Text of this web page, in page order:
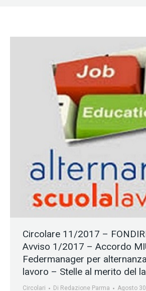
Circolare 11/2017 –
Avviso 1/2017 – Accordo
Federmanager per
lavoro – Stelle al merito del
Circolari Di Redazione Parma Agosto